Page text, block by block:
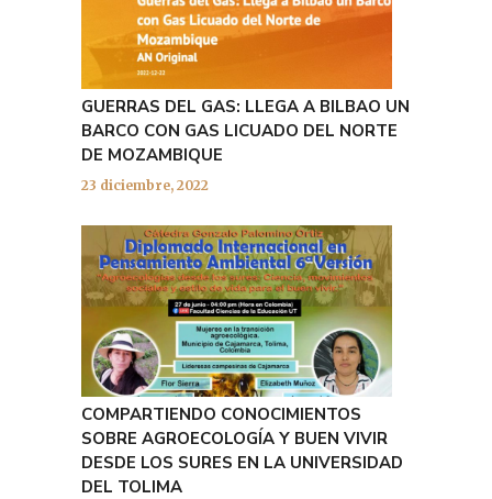
GUERRAS DEL GAS: LLEGA A BILBAO UN
BARCO CON GAS LICUADO DEL NORTE
DE MOZAMBIQUE
23 diciembre, 2022
COMPARTIENDO CONOCIMIENTOS
SOBRE AGROECOLOGÍA Y BUEN VIVIR
DESDE LOS SURES EN LA UNIVERSIDAD
DEL TOLIMA